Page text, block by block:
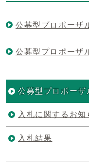
公募型プロポーザ
公募型プロポーザ
公募型プロポーザ
入札に関するお知
入札結果